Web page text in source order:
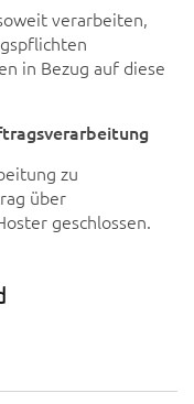
verarbeiten,
in Bezug auf diese
zu
über
geschlossen.